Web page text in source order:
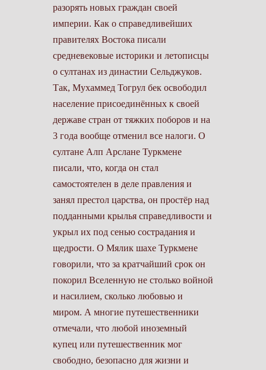
разорять новых граждан своей
империи. Как о справедливейших
правителях Востока писали
средневековые историки и летописцы
о султанах из династии Сельджуков.
Так, Мухаммед Тогрул бек освободил
население присоединённых к своей
державе стран от тяжких поборов и на
3 года вообще отменил все налоги. О
султане Алп Арслане Туркмене
писали, что, когда он стал
самостоятелен в деле правления и
занял престол царства, он простёр над
подданными крылья справедливости и
укрыл их под сенью сострадания и
щедрости. О Мялик шахе Туркмене
говорили, что за кратчайший срок он
покорил Вселенную не столько войной
и насилием, сколько лю­бовью и
миром. А многие путешественники
отмечали, что любой иноземный
купец или путешественник мог
свободно, безопасно для жизни и